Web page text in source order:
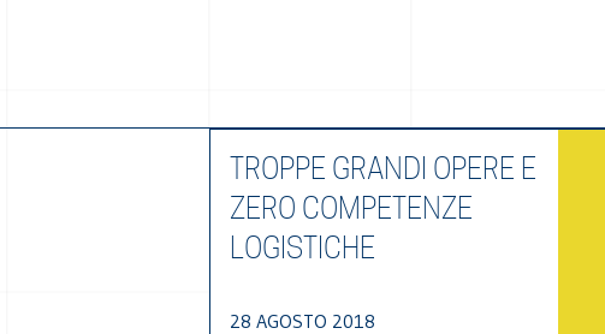
TROPPE GRANDI OPERE E
ZERO COMPETENZE
LOGISTICHE
28 AGOSTO 2018